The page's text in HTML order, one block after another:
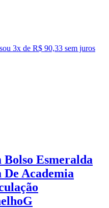
ou 3x de R$ 90,33 sem juros
Esmeralda
De Academia